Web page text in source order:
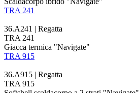
TRA 241
36.A241 | Regatta
TRA 241
Giacca termica "Navigate"
TRA 915
36.A915 | Regatta
TRA 915